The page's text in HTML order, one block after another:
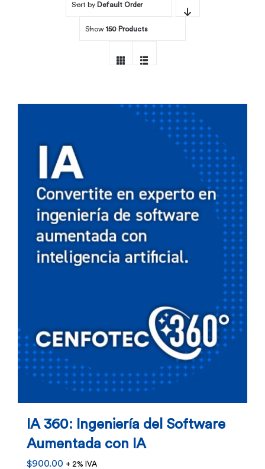
Sort by Default Order
Show 150 Products
IA 360: Ingeniería del Software
Aumentada con IA
$900.00 + 2% IVA